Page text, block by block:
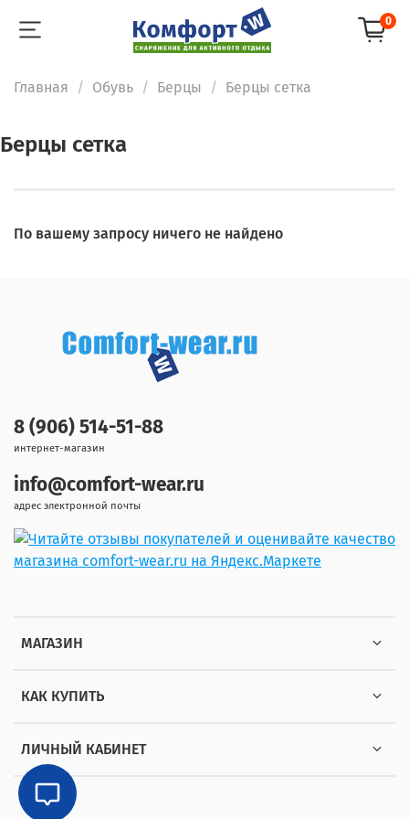
0
Главная Обувь Берцы Берцы сетка
Берцы сетка
По вашему запросу ничего не найдено
МАГАЗИН
КАК КУПИТЬ
ЛИЧНЫЙ КАБИНЕТ
8 (906) 514-51-88
интернет-магазин
info@comfort-wear.ru
адрес электронной почты